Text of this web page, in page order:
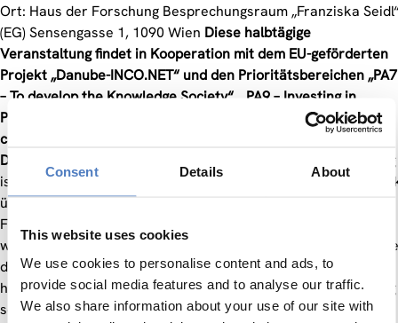
Consent Details About
This website uses cookies
We use cookies to personalise content and ads, to
provide social media features and to analyse our traffic.
We also share information about your use of our site with
Ort: Haus der Forschung Besprechungsraum „Franziska
(EG) Sensengasse 1, 1090 Wien Diese halbtägige
Veranstaltung findet in Kooperation mit dem EU-geförderten
Projekt „Danube-INCO.NET“ und den Prioritätsbereichen „PA7
– To develop the Knowledge Society“, „PA9 – Investing in
People and Skills“ und „PA10 – Stepping up institutional
capacity and cooperation“ der EU-Strategie für den
Donauraum (EUSDR) statt.
Ziel der Informationsveranstaltung
ist es einerseits, den InteressentInnen einen kurzen
über relevante europäische und nationale FTI
Fördermöglichkeiten zu geben und andererseits auf
wesentliche EU-Initiativen und Aktivitäten einzugehen, welche
die Kooperation mit den Ländern des Donauraums darüber
hinausgehend unterstützen. Diese Informationsveranstaltung
soll auch gezielt jene interessierte FTI Akteurinnen und